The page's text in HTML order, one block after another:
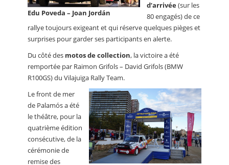
Edu Poveda – Joan Jordán
d’arrivée(sur les
80 engagés) de ce
rallye toujours exigeant et qui réserve quelques pièges et
surprises pour garder ses participants en alerte.
Du côté des motos de collection, la victoire a été
remportée par Raimon Grifols – David Grifols (BMW
R100GS) du Vilajuïga Rally Team.
Le front de mer
de Palamós a été
le théâtre, pour la
quatrième édition
consécutive, de la
cérémonie de
remise des